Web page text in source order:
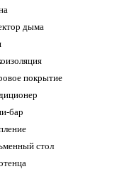
дыма
покрытие
бар
стол